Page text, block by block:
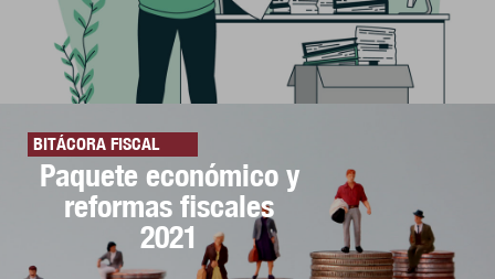
BITÁCORA FISCAL
Paquete económico y
reformas fiscales
2021